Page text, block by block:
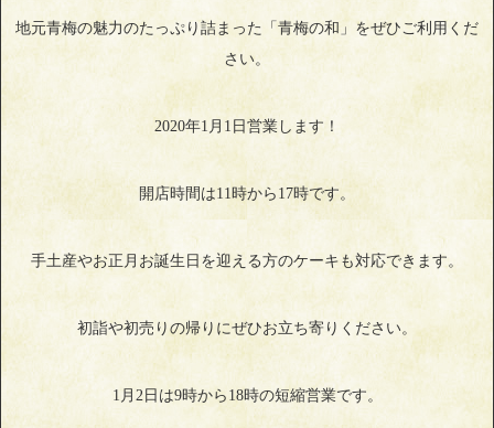
地元青梅の魅力のたっぷり詰まった「青梅の和」をぜひご利用くだ
さい。
2020年1月1日営業します！
開店時間は11時から17時です。
手土産やお正月お誕生日を迎える方のケーキも対応できます。
初詣や初売りの帰りにぜひお立ち寄りください。
1月2日は9時から18時の短縮営業です。